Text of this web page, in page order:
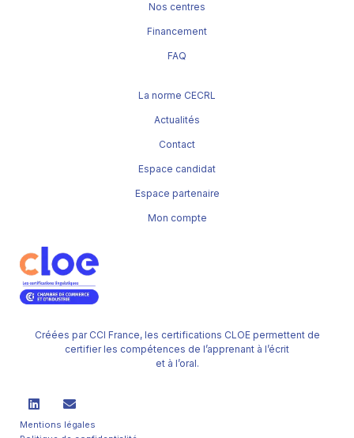
Créées par CCI France, les certifications CLOE permettent de
certifier les compétences de l’apprenant à l’écrit
et à l’oral.
Mentions légales
Nos centres
Financement
FAQ
La norme CECRL
Actualités
Contact
Espace candidat
Espace partenaire
Mon compte